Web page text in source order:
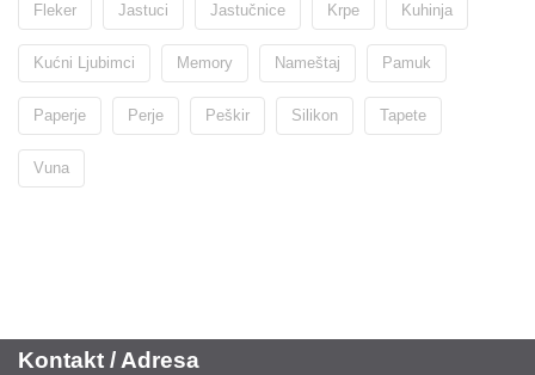
Fleker Jastuci Jastučnice Krpe Kuhinja
Kućni Ljubimci Memory Nameštaj Pamuk
Paperje Perje Peškir Silikon Tapete
Vuna
Kontakt / Adresa